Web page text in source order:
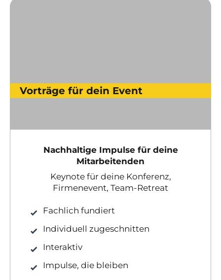
Vorträge für dein Event
Nachhaltige Impulse für deine
Mitarbeitenden
Keynote für deine Konferenz,
Firmenevent, Team-Retreat
Fachlich fundiert
Individuell zugeschnitten
Interaktiv
Impulse, die bleiben